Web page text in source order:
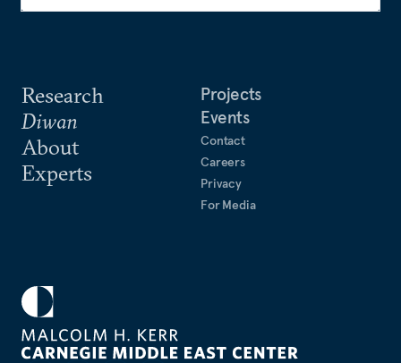
Research
Diwan
About
Experts
Projects
Events
Contact
Careers
Privacy
For Media